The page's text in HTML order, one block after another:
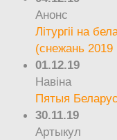
Анонс
Літургіі на
(снежань 2019
01.12.19
Навіна
Пятыя
30.11.19
Артыкул